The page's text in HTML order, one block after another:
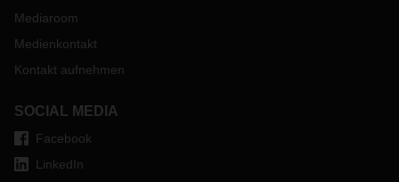
Mediaroom
Medienkontakt
Kontakt aufnehmen
SOCIAL MEDIA
Facebook
LinkedIn